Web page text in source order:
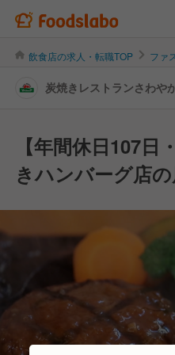
飲食店の求人・転職TOP ファ
炭焼きレストランさわや
【年間休日107日
きハンバーグ店